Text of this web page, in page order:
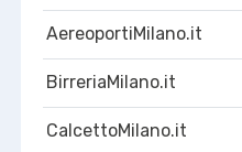
AereoportiMilano.it
BirreriaMilano.it
CalcettoMilano.it